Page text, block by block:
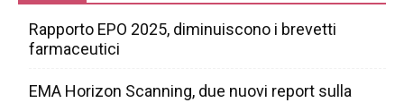
Rapporto EPO 2025, diminuiscono i brevetti
farmaceutici
EMA Horizon Scanning, due nuovi report sulla